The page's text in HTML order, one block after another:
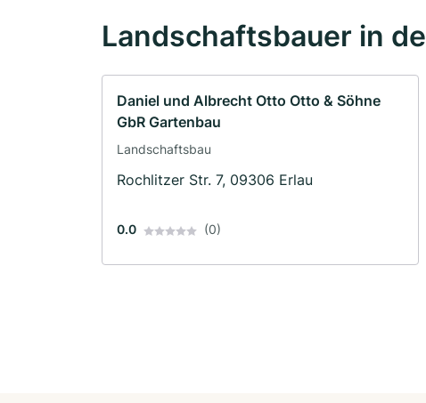
Landschaftsbauer in
Daniel und Albrecht Otto Otto & Söhne
GbR Gartenbau
Landschaftsbau
Rochlitzer Str. 7, 09306 Erlau
0.0 (0)